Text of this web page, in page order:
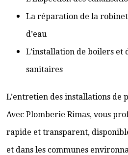
La réparation de la
d’eau
L’installation de boilers et
sanitaires
L’entretien des installations de
Avec Plomberie Rimas, vous
rapide et transparent,
et dans les communes